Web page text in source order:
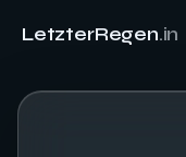
LetzterRegen.in